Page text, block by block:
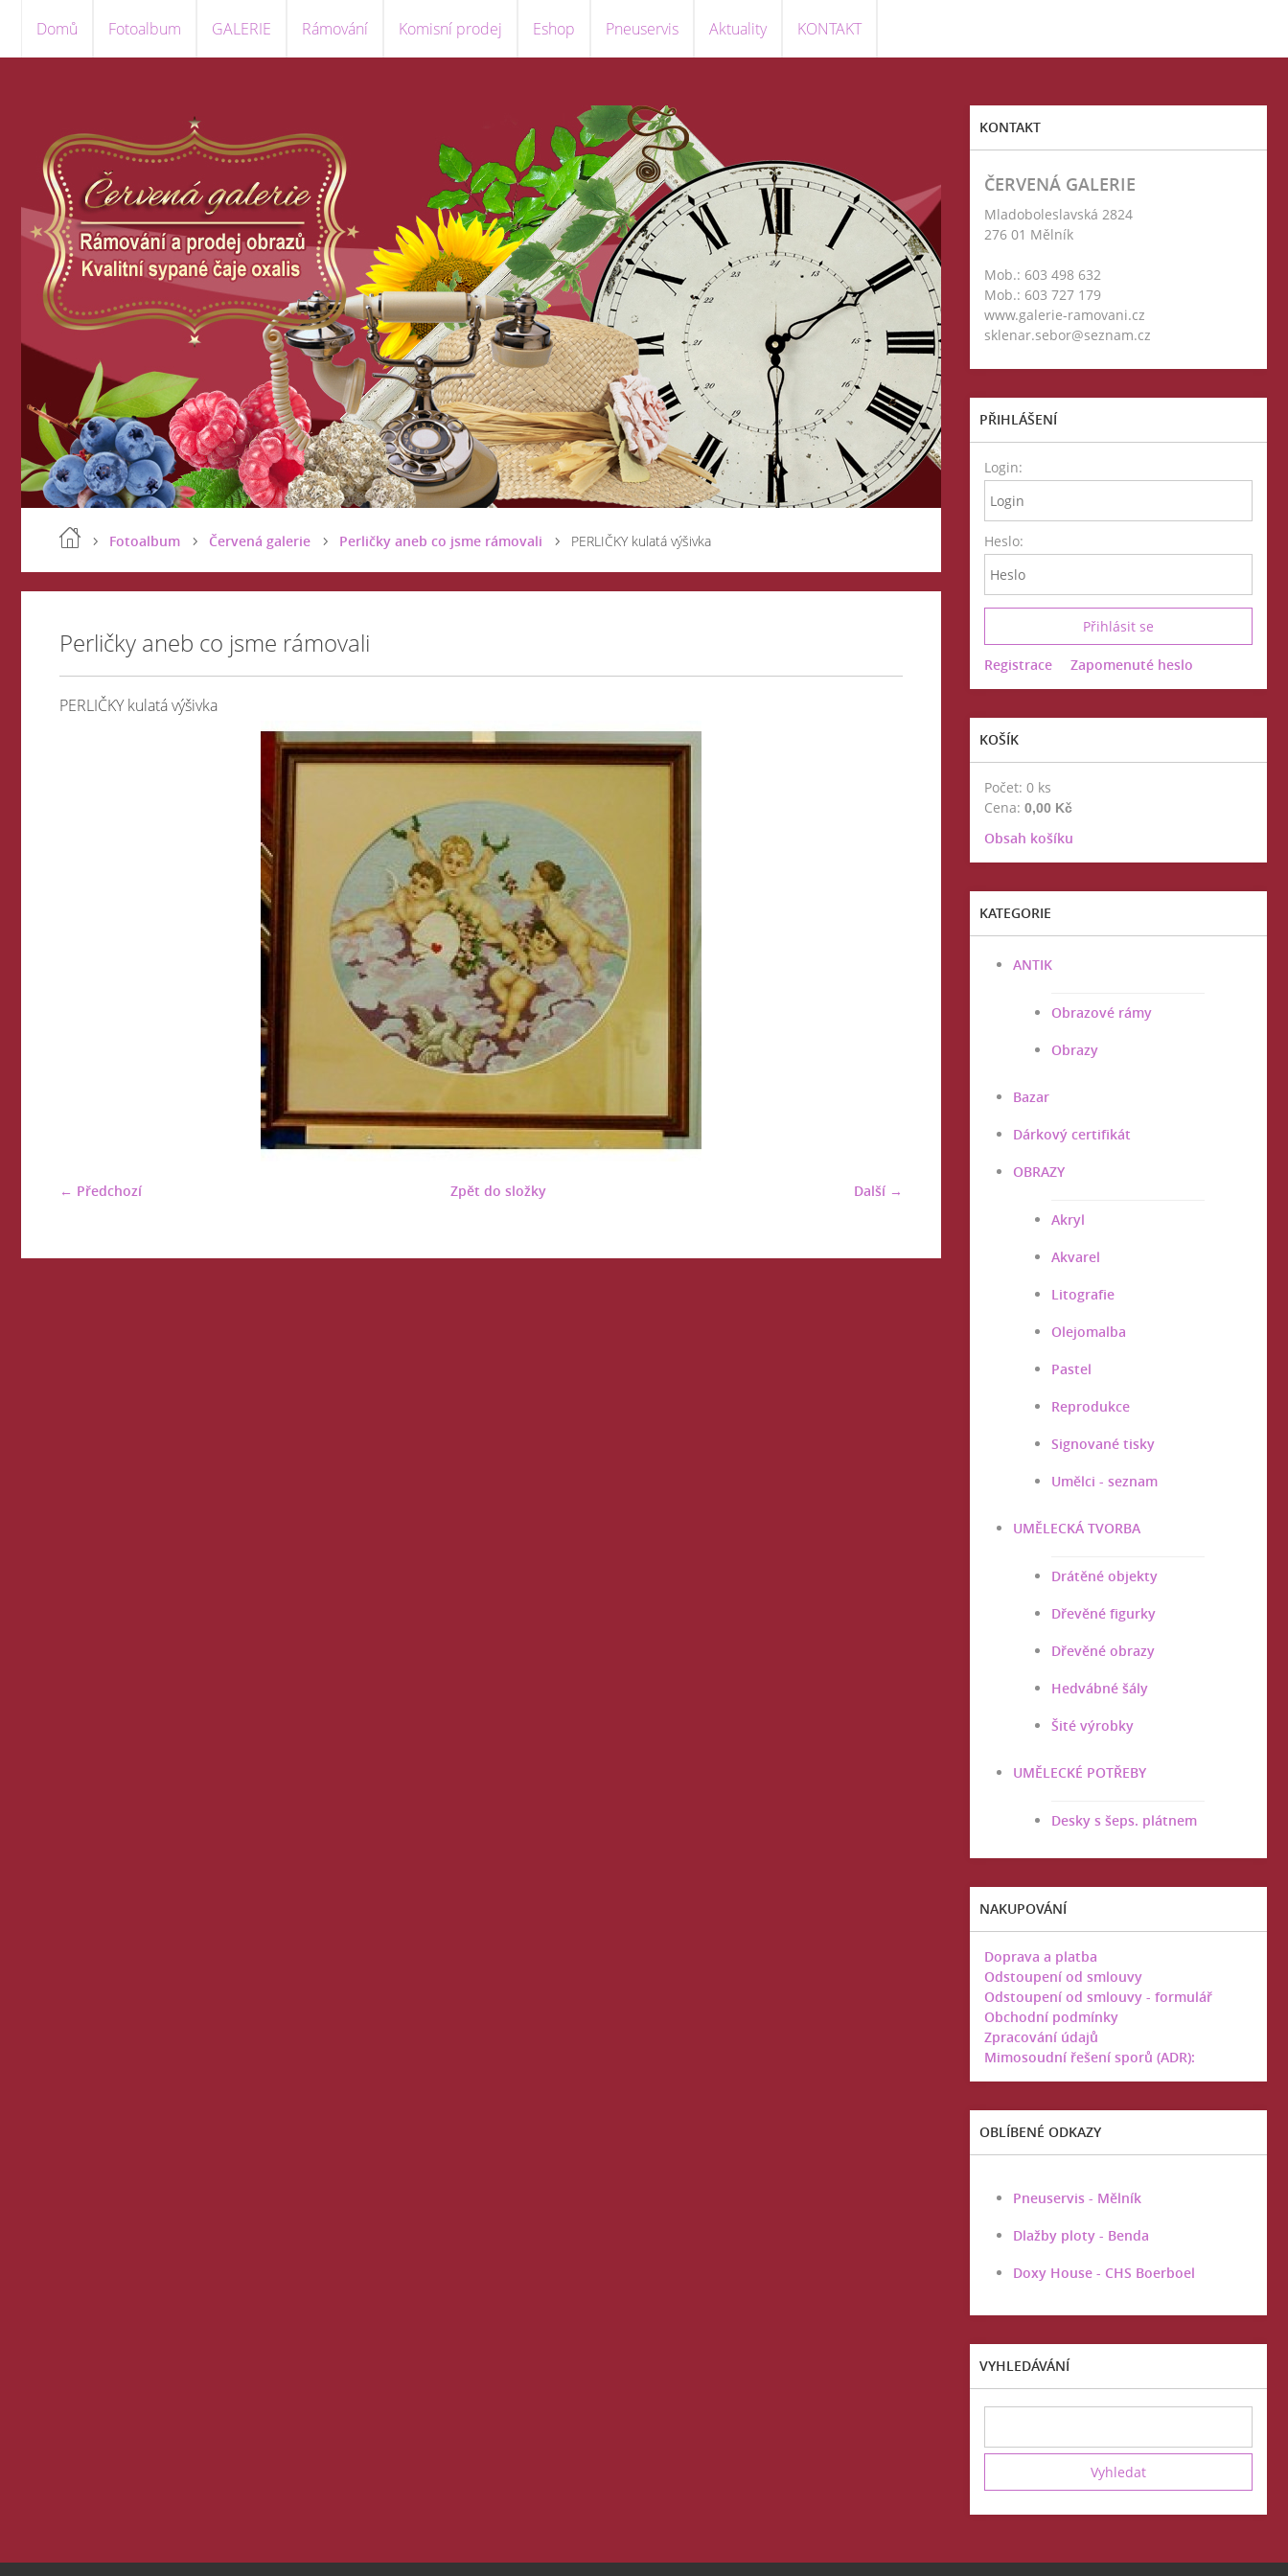
Domů Fotoalbum GALERIE Rámování Komisní prodej Eshop Pneuservis Aktuality KONTAKT
Fotoalbum Červená galerie Perličky aneb co jsme rámovali PERLIČKY kulatá výšivka
Perličky aneb co jsme rámovali
PERLIČKY kulatá výšivka
← Předchozí Další →
Zpět do složky
KONTAKT
ČERVENÁ GALERIE
Mladoboleslavská 2824
276 01 Mělník
Mob.: 603 498 632
Mob.: 603 727 179
www.galerie-ramovani.cz
sklenar.sebor@seznam.cz
PŘIHLÁŠENÍ
Login:
Heslo:
Registrace Zapomenuté heslo
KOŠÍK
Počet: 0 ks
Cena: 0,00 Kč
Obsah košíku
KATEGORIE
ANTIK
Obrazové rámy
Obrazy
Bazar
Dárkový certifikát
OBRAZY
Akryl
Akvarel
Litografie
Olejomalba
Pastel
Reprodukce
Signované tisky
Umělci - seznam
UMĚLECKÁ TVORBA
Drátěné objekty
Dřevěné figurky
Dřevěné obrazy
Hedvábné šály
Šité výrobky
UMĚLECKÉ POTŘEBY
Desky s šeps. plátnem
NAKUPOVÁNÍ
Doprava a platba
Odstoupení od smlouvy
Odstoupení od smlouvy - formulář
Obchodní podmínky
Zpracování údajů
Mimosoudní řešení sporů (ADR):
OBLÍBENÉ ODKAZY
Pneuservis - Mělník
Dlažby ploty - Benda
Doxy House - CHS Boerboel
VYHLEDÁVÁNÍ